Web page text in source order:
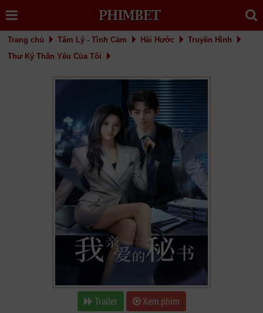
Trang chủ Tâm Lý - Tình Cảm Hài Hước
Truyền Hình
Thư Ký Thân Yêu Của Tôi
Trailer Xem phim